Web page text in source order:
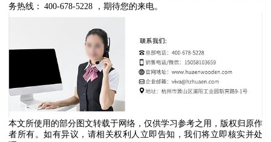
务热线： 400-678-5228 ，期待您的来电。
本文所使用的部分图文转载于网络，仅供学习参考之用，版权归原作
者所有。如有异议，请相关权利人立即告知，我们将立即核实并处